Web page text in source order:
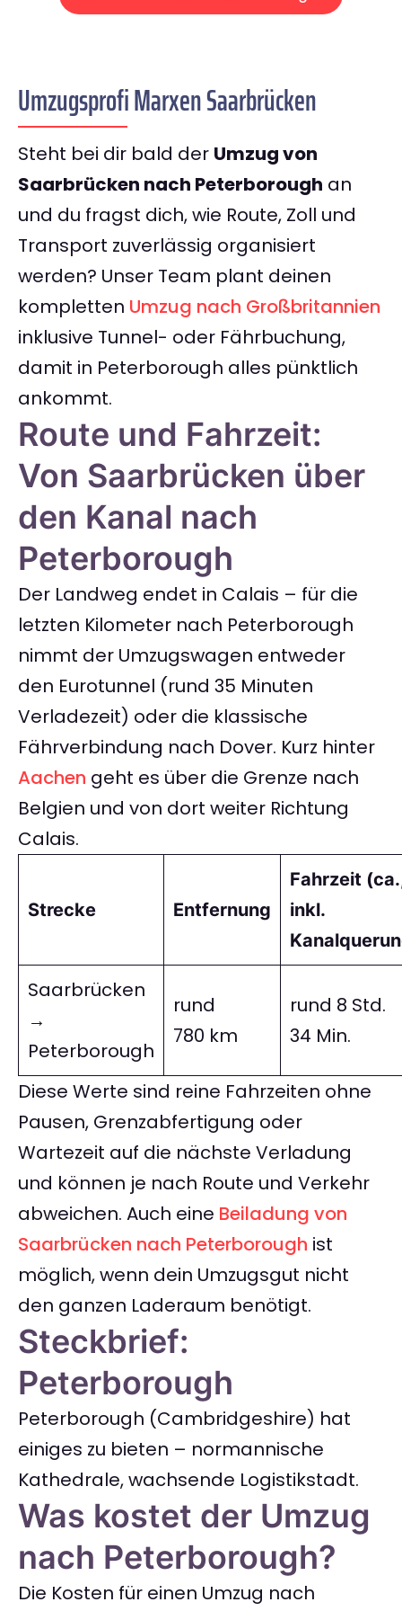
Umzugsprofi Marxen Saarbrücken
Steht bei dir bald der Umzug von
Saarbrücken nach Peterborough an
und du fragst dich, wie Route, Zoll und
Transport zuverlässig organisiert
werden? Unser Team plant deinen
kompletten Umzug nach Großbritannien
inklusive Tunnel- oder Fährbuchung,
damit in Peterborough alles pünktlich
ankommt.
Route und Fahrzeit:
Von Saarbrücken über
den Kanal nach
Peterborough
Der Landweg endet in Calais – für die
letzten Kilometer nach Peterborough
nimmt der Umzugswagen entweder
den Eurotunnel (rund 35 Minuten
Verladezeit) oder die klassische
Fährverbindung nach Dover. Kurz hinter
Aachen geht es über die Grenze nach
Belgien und von dort weiter Richtung
Calais.
Strecke Entfernung
Fahrzeit
inkl.
Saarbrücken
→
Peterborough
rund
780 km
rund 8 Std.
34 Min.
Diese Werte sind reine Fahrzeiten ohne
Pausen, Grenzabfertigung oder
Wartezeit auf die nächste Verladung
und können je nach Route und Verkehr
abweichen. Auch eine Beiladung von
Saarbrücken nach Peterborough ist
möglich, wenn dein Umzugsgut nicht
den ganzen Laderaum benötigt.
Steckbrief:
Peterborough
Peterborough (Cambridgeshire) hat
einiges zu bieten – normannische
Kathedrale, wachsende Logistikstadt.
Was kostet der Umzug
nach Peterborough?
Die Kosten für einen Umzug nach